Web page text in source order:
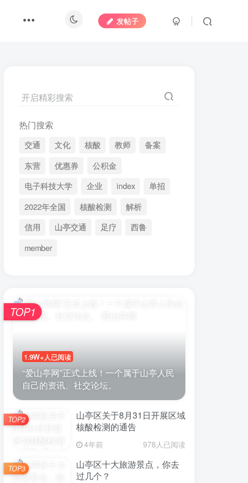
发帖子
开启精彩搜索
热门搜索
交通 文化 核酸 教师
备案
东营
优惠券
公积金
电子科技大学
企业 index
单招
2022年全国
核酸检测
解析
信用
山亭交通 足疗
西鲁
member
1.9W+人已阅读
“爱山亭网”正式上线！一个属于山亭人民
自己的资讯、社交论坛。
TOP1
山亭区关于8月31日开展区域
核酸检测的通告
4年前 978人已阅读
TOP2
山亭区十大旅游景点，你去
过几个？
TOP3
微信登录